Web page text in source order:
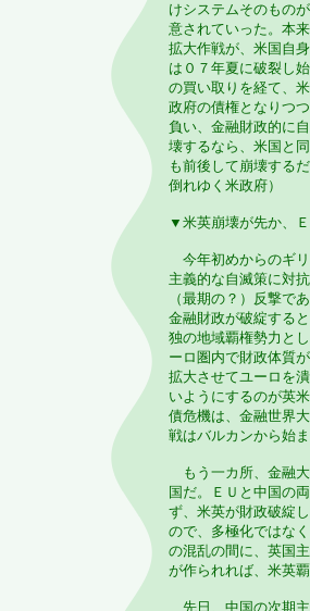
けシステムそのもの
意されていった。本
拡大作戦が、米国自
は０７年夏に破裂し
の買い取りを経て、
政府の債権となりつ
負い、金融財政的に
壊するなら、米国と
も前後して崩壊する
倒れゆく米政府）
▼米英崩壊が先か、
今年初めからのギ
主義的な自滅策に対
（最期の？）反撃で
金融財政が破綻する
独の地域覇権勢力と
ーロ圏内で財政体質
拡大させてユーロを
いようにするのが英
債危機は、金融世界
戦はバルカンから始
もう一カ所、金融
国だ。ＥＵと中国の
ず、米英が財政破綻
ので、多極化ではな
の混乱の間に、英国
が作られれば、米英
先日、中国の次期